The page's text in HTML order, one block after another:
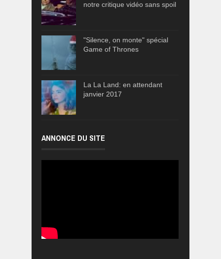
notre critique vidéo sans spoil
"Silence, on monte" spécial
Game of Thrones
La La Land: en attendant
janvier 2017
ANNONCE DU SITE